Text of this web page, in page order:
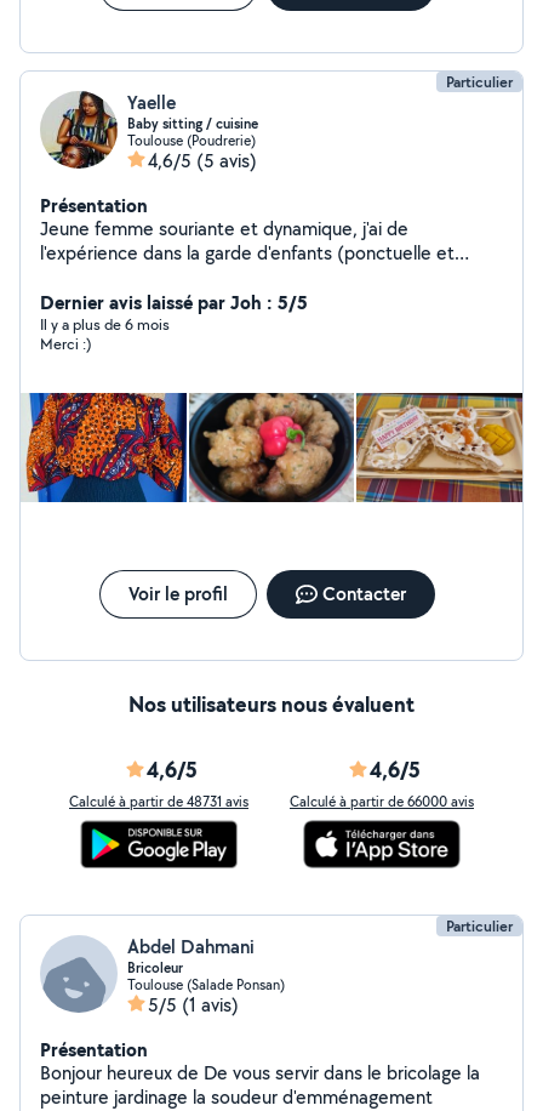
Particulier
Yaelle
Baby sitting / cuisine
Toulouse (Poudrerie)
4,6/5 (5 avis)
Présentation
Jeune femme souriante et dynamique, j'ai de
l'expérience dans la garde d'enfants (ponctuelle et
au collège, dans le milieu associatif et chez les
particuliers).
Dernier avis laissé par Joh : 5/5
Il y a plus de 6 mois
Merci :)
Voir le profil Contacter
Nos utilisateurs nous évaluent
4,6/5
Calculé à partir de 48731 avis
4,6/5
Calculé à partir de 66000 avis
Particulier
Abdel Dahmani
Bricoleur
Toulouse (Salade Ponsan)
5/5 (1 avis)
Présentation
Bonjour heureux de De vous servir dans le bricolage la
peinture jardinage la soudeur d'emménagement